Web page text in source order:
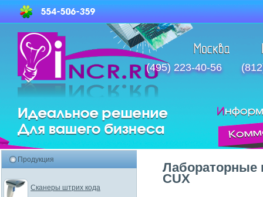
(495) 223-40-56
Лабораторные
CUX
Продукция
Сканеры штрих кода